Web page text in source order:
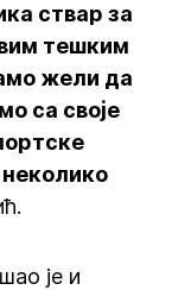
ствар за
тешким
жели да
са своје
неколико
је и